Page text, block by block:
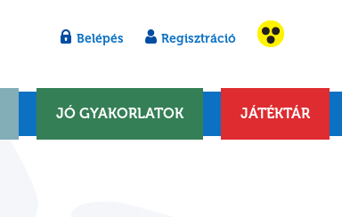
Belépés Regisztráció
JÓ GYAKORLATOK JÁTÉKTÁR